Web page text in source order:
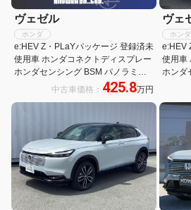
ヴェゼル
ホンダ
e:HEV Z・PLaYパッケージ 登録済未
使用車 ホンダコネクトディスプレー
ホンダセンシング BSM パノラミッ
クビューモニター パノラマルーフ シ
中古車価格： 425.8万円
ヴェ
ホンダ
e:HEV
使用車
ホンダ
ドラ
ー ハ
保証書